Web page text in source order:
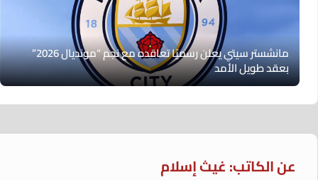
مانشستر سيتي يعلن رسميًا تعاقده مع نجم “مونديال 2026”
بعقد طويل الأمد
عن الكاتب: غيث إسلام